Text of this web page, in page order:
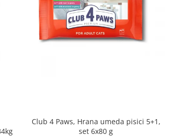
Club 4 Paws, Hrana umeda pisici 5+1,
set 6x80 g